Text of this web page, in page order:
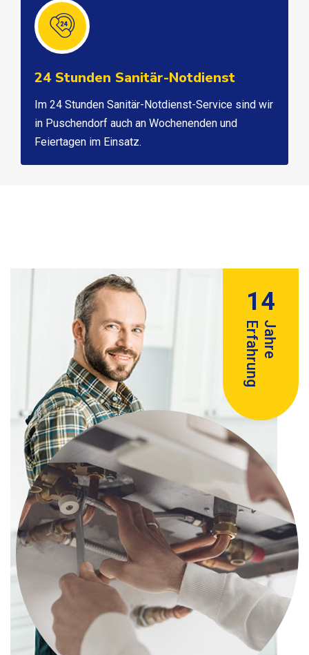
24 Stunden Sanitär-Notdienst
Im 24 Stunden Sanitär-Notdienst-Service sind wir
in Puschendorf auch an Wochenenden und
Feiertagen im Einsatz.
14
Jahre
Erfahrung